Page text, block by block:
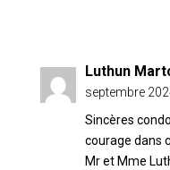
Luthun
septembre
Sincères
courage dans
Mr et Mme